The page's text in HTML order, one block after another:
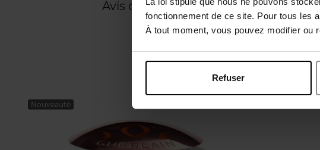
fonctionnement de ce site. Pour tous les
À tout moment, vous pouvez modifier ou
Refuser
Avis client
Nouveauté